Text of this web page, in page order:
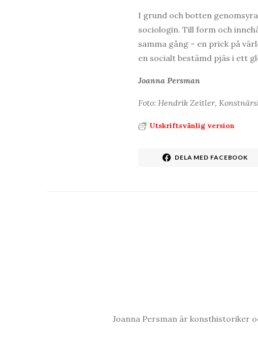
I grund och botten
sociologin. Till form och
samma gång – en prick på
en socialt bestämd pjäs i ett
Joanna Persman
Foto: Hendrik Zeitler,
Utskriftsvänlig version
DELA MED FACEBOOK
Joanna Persman är konsthistoriker